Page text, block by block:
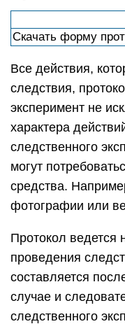
Скачать форму
Все действия,
следствия,
эксперимент не
характера
следственного
могут
средства.
фотографии или
Протокол ведется
проведения
составляется
случае и
следственного